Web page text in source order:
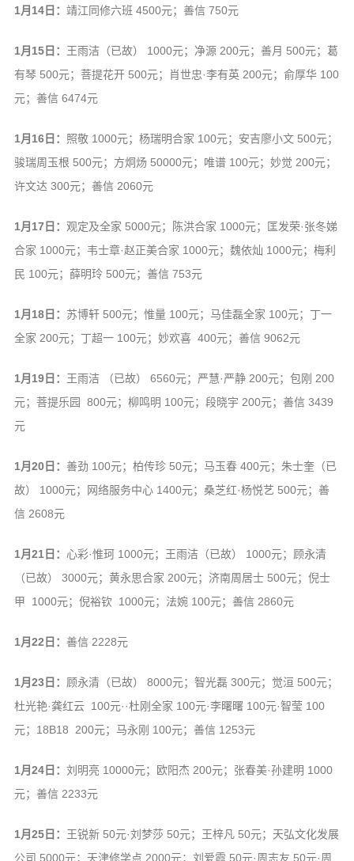
1月14日： 靖江同修六班 4500元；善信 750元
1月15日： 王雨洁（已故） 1000元；净源 200元；善月 500元；葛
有琴 500元；菩提花开 500元；肖世忠·李有英 200元；俞厚华 100
元；善信 6474元
1月16日： 照敬 1000元；杨瑞明合家 100元；安吉廖小文 500元；
骏瑞周玉根 500元；方炯炀 50000元；唯谱 100元；妙觉 200元；
许文达 300元；善信 2060元
1月17日： 观定及全家 5000元；陈洪合家 1000元；匡发荣·张冬娣
合家 1000元；韦士章·赵正美合家 1000元；魏依灿 1000元；梅利
民 100元；薛明玲 500元；善信 753元
1月18日： 苏博轩 500元；惟量 100元；马佳磊全家 100元；丁一
全家 200元；丁超一 100元；妙欢喜 400元；善信 9062元
1月19日： 王雨洁 （已故） 6560元；严慧·严静 200元；包刚 200
元；菩提乐园 800元；柳鸣明 100元；段晓宇 200元；善信 3439
元
1月20日： 善劲 100元；柏传珍 50元；马玉春 400元；朱士奎（已
故） 1000元；网络服务中心 1400元；桑芝红·杨悦艺 500元；善
信 2608元
1月21日： 心彩·惟珂 1000元；王雨洁（已故） 1000元；顾永清
（已故） 3000元；黄永思合家 200元；济南周居士 500元；倪士
甲 1000元；倪裕钦 1000元；法婉 100元；善信 2860元
1月22日： 善信 2228元
1月23日： 顾永清（已故） 8000元；智光磊 300元；觉洹 500元；
杜光艳·龚红云 100元··杜刚全家 100元·李曙曙 100元·智莹 100
元；18B18 200元；马永刚 100元；善信 1253元
1月24日： 刘明亮 10000元；欧阳杰 200元；张春美·孙建明 1000
元；善信 2233元
1月25日： 王锐新 50元·刘梦莎 50元；王梓凡 50元；天弘文化发展
公司 5000元；天津修学点 2000元；刘爱霞 50元·周志友 50元·周